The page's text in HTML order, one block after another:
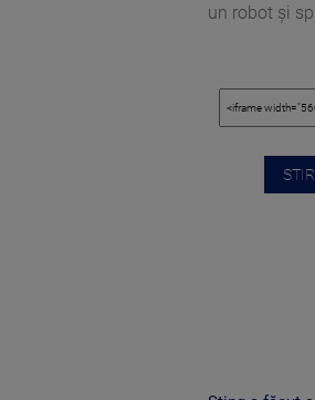
un robot și